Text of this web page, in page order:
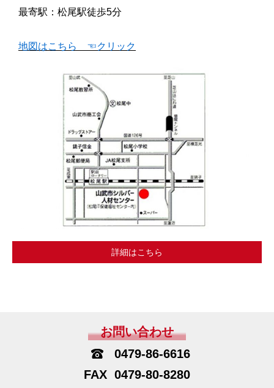
最寄駅：松尾駅徒歩5分
地図はこちら ☜クリック
詳細はこちら
お問い合わせ
0479-86-6616
0479-80-8280